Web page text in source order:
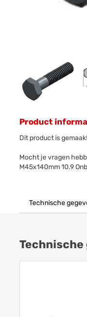
Product
Dit product is
Mocht je vragen
M45x140mm 10.9
Technische
Technische